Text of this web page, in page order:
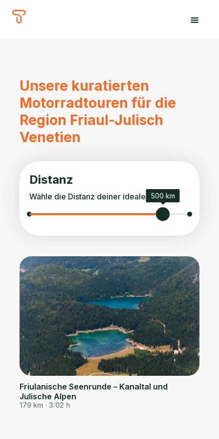
The
Tours
Unsere kuratierten
Motorradtouren für die
Region Friaul-Julisch
Venetien
Distanz
Wähle die Distanz deiner idealen Tour.
500 km
Friulanische Seenrunde – Kanaltal und
Julische Alpen
179 km · 3:02 h